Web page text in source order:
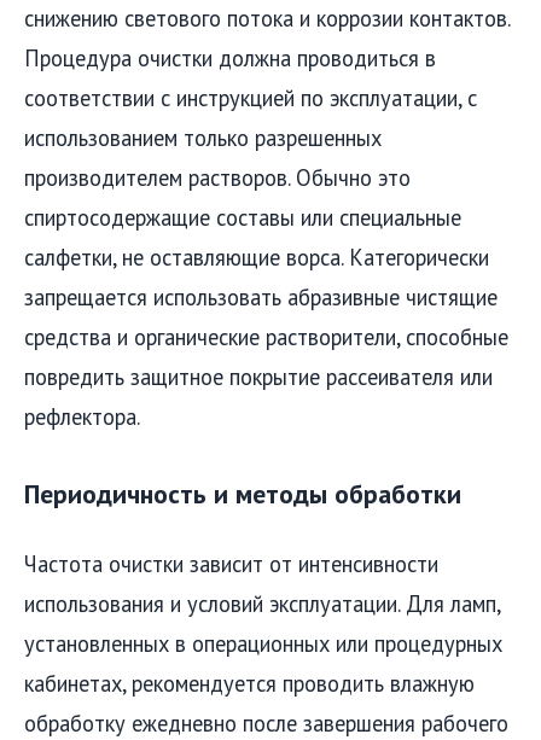
снижению светового потока и коррозии контактов.
Процедура очистки должна проводиться в
соответствии с инструкцией по эксплуатации, с
использованием только разрешенных
производителем растворов. Обычно это
спиртосодержащие составы или специальные
салфетки, не оставляющие ворса. Категорически
запрещается использовать абразивные чистящие
средства и органические растворители, способные
повредить защитное покрытие рассеивателя или
рефлектора.
Периодичность и методы обработки
Частота очистки зависит от интенсивности
использования и условий эксплуатации. Для ламп,
установленных в операционных или процедурных
кабинетах, рекомендуется проводить влажную
обработку ежедневно после завершения рабочего